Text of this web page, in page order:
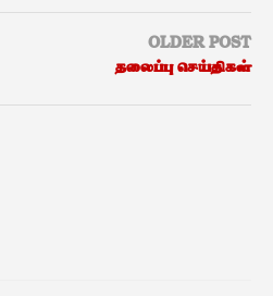
OLDER POST
தலைப்பு செய்திகள்